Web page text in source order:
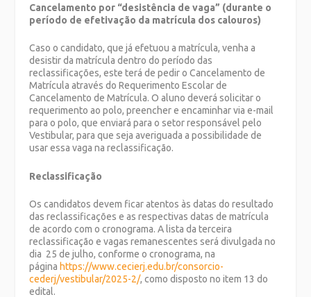
Cancelamento por “desistência de vaga” (durante o
período de efetivação da matrícula dos calouros)
Caso o candidato, que já efetuou a matrícula, venha a
desistir da matrícula dentro do período das
reclassificações, este terá de pedir o Cancelamento de
Matrícula através do Requerimento Escolar de
Cancelamento de Matrícula. O aluno deverá solicitar o
requerimento ao polo, preencher e encaminhar via e-mail
para o polo, que enviará para o setor responsável pelo
Vestibular, para que seja averiguada a possibilidade de
usar essa vaga na reclassificação.
Reclassificação
Os candidatos devem ficar atentos às datas do resultado
das reclassificações e as respectivas datas de matrícula
de acordo com o cronograma. A lista da terceira
reclassificação e vagas remanescentes será divulgada no
dia 25 de julho, conforme o cronograma, na
página https://www.cecierj.edu.br/consorcio-
cederj/vestibular/2025-2/, como disposto no item 13 do
edital.